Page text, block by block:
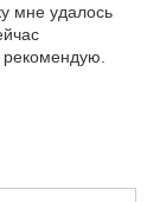
мне удалось